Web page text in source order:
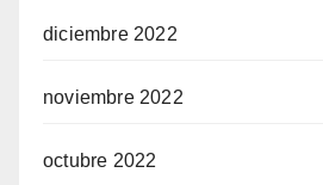
diciembre 2022
noviembre 2022
octubre 2022